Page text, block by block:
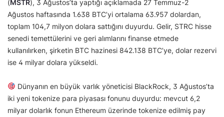
(MSTR), 3 Ağustos’ta yaptığı açıklamada 27 Temmuz-2
Ağustos haftasında 1.638 BTC’yi ortalama 63.957 dolardan,
toplam 104,7 milyon dolara sattığını duyurdu. Gelir, STRC hisse
senedi temettülerini ve geri alımlarını finanse etmede
kullanılırken, şirketin BTC hazinesi 842.138 BTC’ye, dolar rezervi
ise 4 milyar dolara yükseldi.
Dünyanın en büyük varlık yöneticisi BlackRock, 3 Ağustos’ta
iki yeni tokenize para piyasası fonunu duyurdu: mevcut 6,2
milyar dolarlık fonun Ethereum üzerinde tokenize edilmiş pay